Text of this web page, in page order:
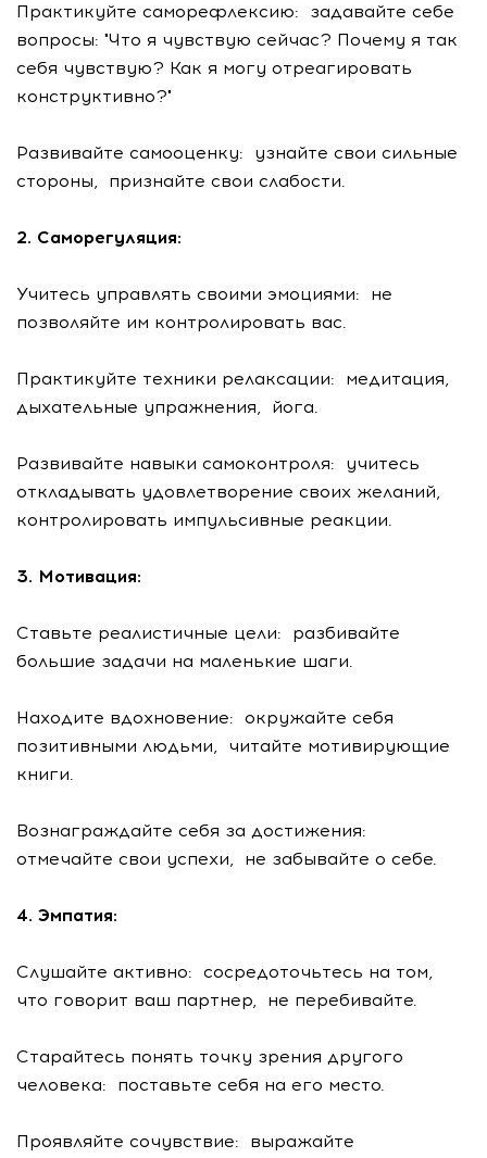
Практикуйте саморефлексию: задавайте себе
вопросы: "Что я чувствую сейчас? Почему я так
себя чувствую? Как я могу отреагировать
конструктивно?"
Развивайте самооценку: узнайте свои сильные
стороны, признайте свои слабости.
2. Саморегуляция:
Учитесь управлять своими эмоциями: не
позволяйте им контролировать вас.
Практикуйте техники релаксации: медитация,
дыхательные упражнения, йога.
Развивайте навыки самоконтроля: учитесь
откладывать удовлетворение своих желаний,
контролировать импульсивные реакции.
3. Мотивация:
Ставьте реалистичные цели: разбивайте
большие задачи на маленькие шаги.
Находите вдохновение: окружайте себя
позитивными людьми, читайте мотивирующие
книги.
Вознаграждайте себя за достижения:
отмечайте свои успехи, не забывайте о себе.
4. Эмпатия:
Слушайте активно: сосредоточьтесь на том,
что говорит ваш партнер, не перебивайте.
Старайтесь понять точку зрения другого
человека: поставьте себя на его место.
Проявляйте сочувствие: выражайте